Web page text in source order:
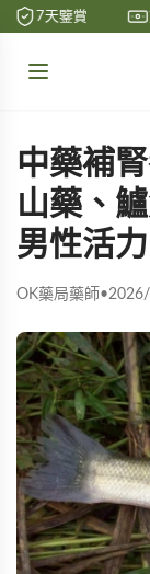
7天鑒賞
中藥補
山藥、
男性活力
OK藥局藥師•